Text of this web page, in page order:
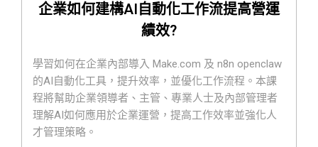
企業如何建構AI自動化工作流提高營運
績效?
學習如何在企業內部導入 Make.com 及 n8n openclaw
的AI自動化工具，提升效率，並優化工作流程。本課
程將幫助企業領導者、主管、專業人士及內部管理者
理解AI如何應用於企業運營，提高工作效率並強化人
才管理策略。